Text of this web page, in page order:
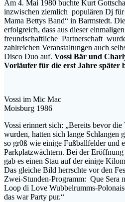
Am 4. Mai 1980 buchte Kurt
inzwischen ziemlich populären Dj für
Mama Bettys Band“ in Barmstedt.
erfolgreich, dass aus dieser
freundschaftliche Partnerschaft
zahlreichen Veranstaltungen auch
Disco Duo auf. Vossi Bär und
Vorläufer für die erst Jahre später
Vossi im Mic Mac
Moisburg 1986
Vossi erinnert sich: „Bereits bevor
wurden, hatten sich lange Schlangen
so gr0ß wie einige Fußballfelder und
Parkplatzwächtern. Bei der
gab es einen Stau auf der einige
Das gleiche Bild herrschte vor den
Zwei-Stunden-Programm: Que
Loop di Love Wubbelrumms-
das war Party pur.“